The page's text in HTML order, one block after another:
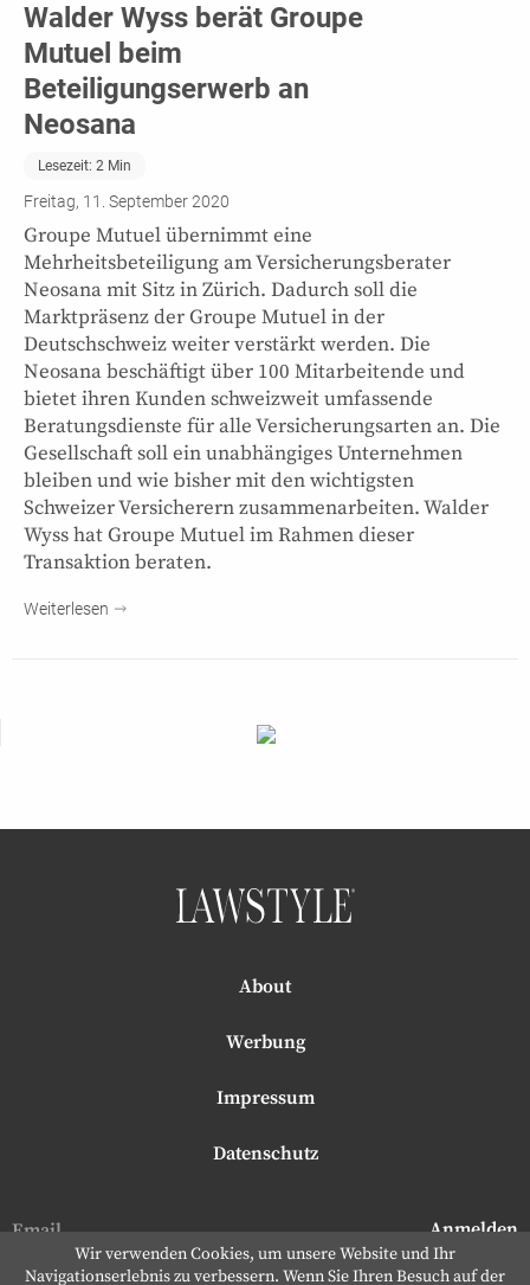
Walder Wyss berät Groupe
Mutuel beim
Beteiligungserwerb an
Neosana
Lesezeit: 2 Min
Freitag, 11. September 2020
Groupe Mutuel übernimmt eine
Mehrheitsbeteiligung am Versicherungsberater
Neosana mit Sitz in Zürich. Dadurch soll die
Marktpräsenz der Groupe Mutuel in der
Deutschschweiz weiter verstärkt werden. Die
Neosana beschäftigt über 100 Mitarbeitende und
bietet ihren Kunden schweizweit umfassende
Beratungsdienste für alle Versicherungsarten an. Die
Gesellschaft soll ein unabhängiges Unternehmen
bleiben und wie bisher mit den wichtigsten
Schweizer Versicherern zusammenarbeiten. Walder
Wyss hat Groupe Mutuel im Rahmen dieser
Transaktion beraten.
Weiterlesen
About
Werbung
Impressum
Datenschutz
Wir verwenden Cookies, um unsere Website und Ihr
Navigationserlebnis zu verbessern. Wenn Sie Ihren Besuch auf der